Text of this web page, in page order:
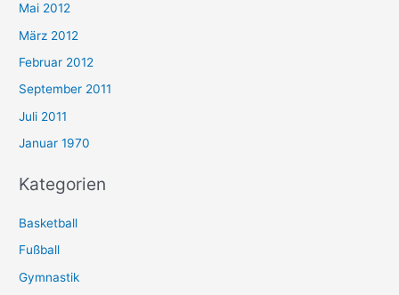
Mai 2012
März 2012
Februar 2012
September 2011
Juli 2011
Januar 1970
Kategorien
Basketball
Fußball
Gymnastik